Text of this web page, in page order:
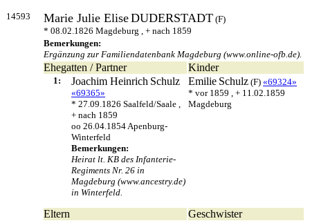
14593 Marie Julie EliseDUDERSTADT (F)
* 08.02.1826 Magdeburg , + nach 1859
Bemerkungen:
Ergänzung zur Familiendatenbank Magdeburg (www.online-ofb.de).
Ehegatten / Partner Kinder
1: Joachim Heinrich Schulz
«69365»
* 27.09.1826 Saalfeld/Saale ,
+ nach 1859
oo 26.04.1854 Apenburg-
Winterfeld
Bemerkungen:
Heirat lt. KB des Infanterie-
Regiments Nr. 26 in
Magdeburg (www.ancestry.de)
in Winterfeld.
Emilie Schulz (F) «69324»
* vor 1859 , + 11.02.1859
Magdeburg
Eltern Geschwister